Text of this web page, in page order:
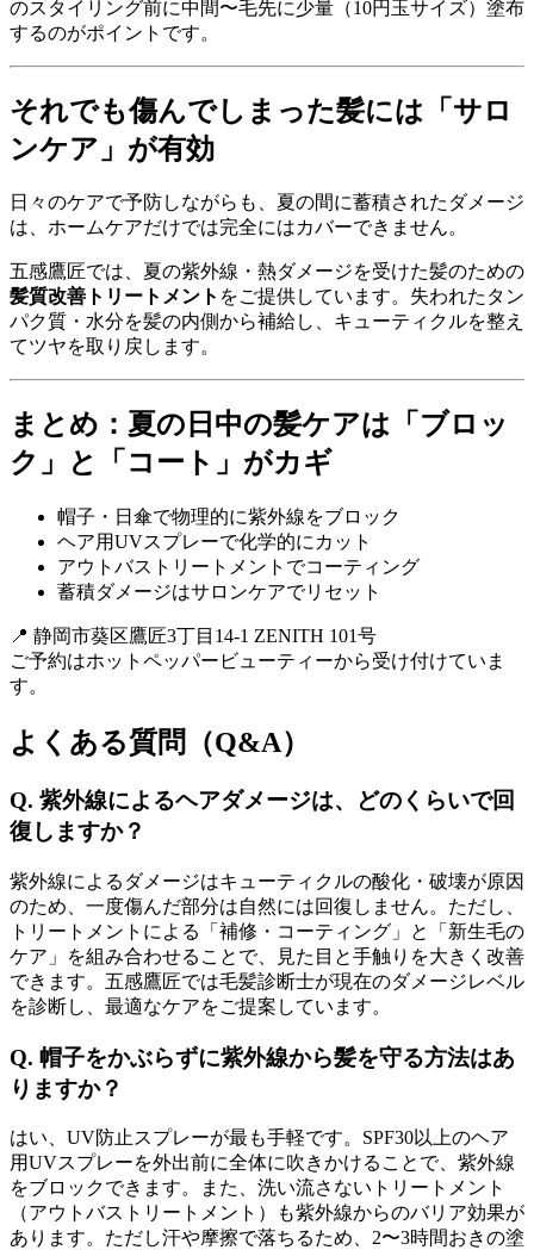
のスタイリング前に中間〜毛先に少量（10円玉サイズ）塗布
するのがポイントです。
それでも傷んでしまった髪には「サロ
ンケア」が有効
日々のケアで予防しながらも、夏の間に蓄積されたダメージ
は、ホームケアだけでは完全にはカバーできません。
五感鷹匠では、夏の紫外線・熱ダメージを受けた髪のための
髪質改善トリートメント をご提供しています。失われたタン
パク質・水分を髪の内側から補給し、キューティクルを整え
てツヤを取り戻します。
まとめ：夏の日中の髪ケアは「ブロッ
ク」と「コート」がカギ
帽子・日傘で物理的に紫外線をブロック
ヘア用UVスプレーで化学的にカット
アウトバストリートメントでコーティング
蓄積ダメージはサロンケアでリセット
📍 静岡市葵区鷹匠3丁目14-1 ZENITH 101号
ご予約はホットペッパービューティーから受け付けていま
す。
よくある質問（Q&A）
Q. 紫外線によるヘアダメージは、どのくらいで回
復しますか？
紫外線によるダメージはキューティクルの酸化・破壊が原因
のため、一度傷んだ部分は自然には回復しません。ただし、
トリートメントによる「補修・コーティング」と「新生毛の
ケア」を組み合わせることで、見た目と手触りを大きく改善
できます。五感鷹匠では毛髪診断士が現在のダメージレベル
を診断し、最適なケアをご提案しています。
Q. 帽子をかぶらずに紫外線から髪を守る方法はあ
りますか？
はい、UV防止スプレーが最も手軽です。SPF30以上のヘア
用UVスプレーを外出前に全体に吹きかけることで、紫外線
をブロックできます。また、洗い流さないトリートメント
（アウトバストリートメント）も紫外線からのバリア効果が
あります。ただし汗や摩擦で落ちるため、2〜3時間おきの塗